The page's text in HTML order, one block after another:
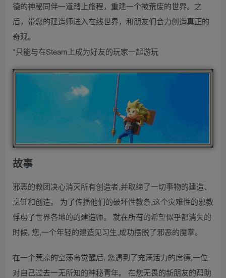
德的神秘同伴一道踏上旅程，重建一个被荒废的世界。之
后，带您的建造师进入在线世界，和朋友们合力创造真正的
奇观。
*只能与在Steam上成为好友的玩家一起游玩
故事
邪恶的教团决心消灭所有创造者,并取缔了一切事物的建造、
烹饪和创造。 为了传播他们的破坏性教条,这个灾难性的邪教
俘虏了世界各地的的建造师。 就在所有的希望似乎都消失的
时候, 您,一个年轻的建造见习生,成功摆脱了邪恶的魔掌。
在一个荒凉的空荡岛觉醒后, 您遇到了充满活力的席德,一位
对自己过去一无所知的神秘青年。 在您无畏的新朋友的帮助